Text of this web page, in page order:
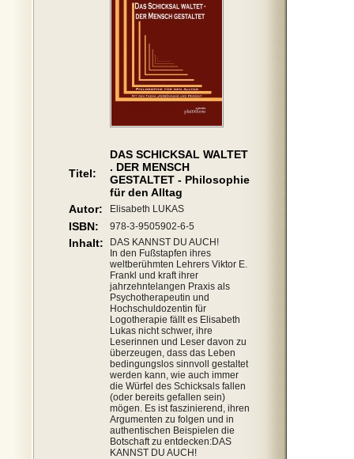
Titel:
DAS SCHICKSAL WALTET
. DER MENSCH
GESTALTET - Philosophie
für den Alltag
Autor:
Elisabeth LUKAS
ISBN: 978-3-9505902-6-5
Inhalt:
DAS KANNST DU AUCH!
In den Fußstapfen ihres
weltberühmten Lehrers Viktor E.
Frankl und kraft ihrer
jahrzehntelangen Praxis als
Psychotherapeutin und
Hochschuldozentin für
Logotherapie fällt es Elisabeth
Lukas nicht schwer, ihre
Leserinnen und Leser davon zu
überzeugen, dass das Leben
bedingungslos sinnvoll gestaltet
werden kann, wie auch immer
die Würfel des Schicksals fallen
(oder bereits gefallen sein)
mögen. Es ist faszinierend, ihren
Argumenten zu folgen und in
authentischen Beispielen die
Botschaft zu entdecken:DAS
KANNST DU AUCH!